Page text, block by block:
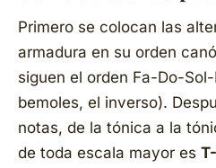
Primero se colocan las
armadura en su orden
siguen el orden Fa-Do-
bemoles, el inverso).
notas, de la tónica a la
de toda escala mayor es